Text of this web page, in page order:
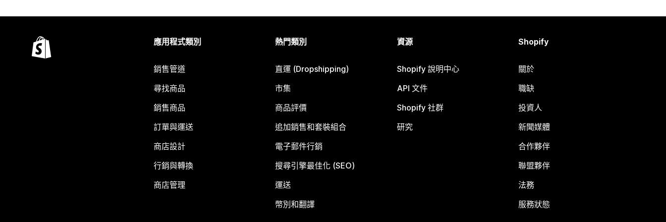
應用程式類別
銷售管道
尋找商品
銷售商品
訂單與運送
商店設計
行銷與轉換
商店管理
熱門類別
直運 (Dropshipping)
市集
商品評價
追加銷售和套裝組合
電子郵件行銷
搜尋引擎最佳化 (SEO)
運送
幣別和翻譯
資源
Shopify 說明中心
API 文件
Shopify 社群
研究
Shopify
關於
職缺
投資人
新聞媒體
合作夥伴
聯盟夥伴
法務
服務狀態